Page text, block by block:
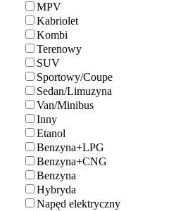
MPV
Kabriolet
Kombi
Terenowy
SUV
Sportowy/Coupe
Sedan/Limuzyna
Van/Minibus
Inny
Etanol
Benzyna+LPG
Benzyna+CNG
Benzyna
Hybryda
Napęd elektryczny